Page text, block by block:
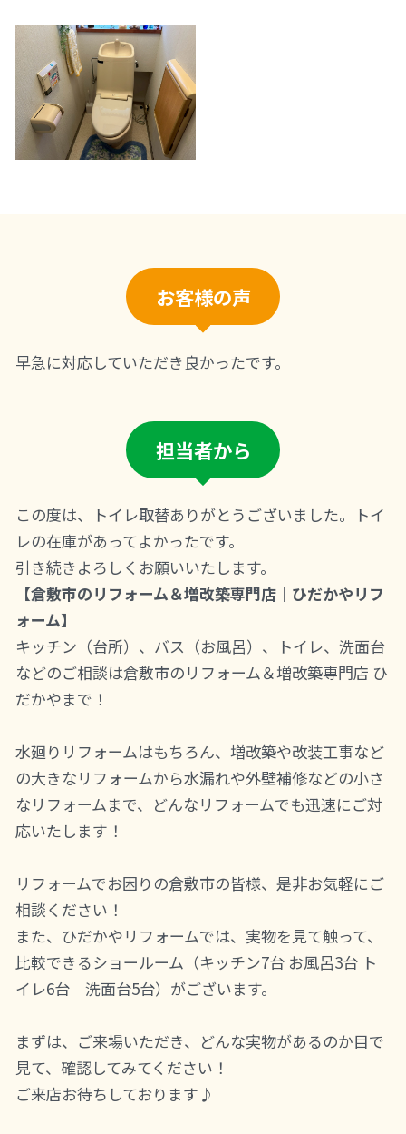
お客様の声
早急に対応していただき良かったです。
担当者から
この度は、トイレ取替ありがとうございました。トイ
レの在庫があってよかったです。
引き続きよろしくお願いいたします。
【倉敷市のリフォーム＆増改築専門店｜ひだかやリフ
ォーム】
キッチン（台所）、バス（お風呂）、トイレ、洗面台
などのご相談は倉敷市のリフォーム＆増改築専門店 ひ
だかやまで！
水廻りリフォームはもちろん、増改築や改装工事など
の大きなリフォームから水漏れや外壁補修などの小さ
なリフォームまで、どんなリフォームでも迅速にご対
応いたします！
リフォームでお困りの倉敷市の皆様、是非お気軽にご
相談ください！
また、ひだかやリフォームでは、実物を見て触って、
比較できるショールーム（キッチン7台 お風呂3台 ト
イレ6台 洗面台5台）がございます。
まずは、ご来場いただき、どんな実物があるのか目で
見て、確認してみてください！
ご来店お待ちしております♪